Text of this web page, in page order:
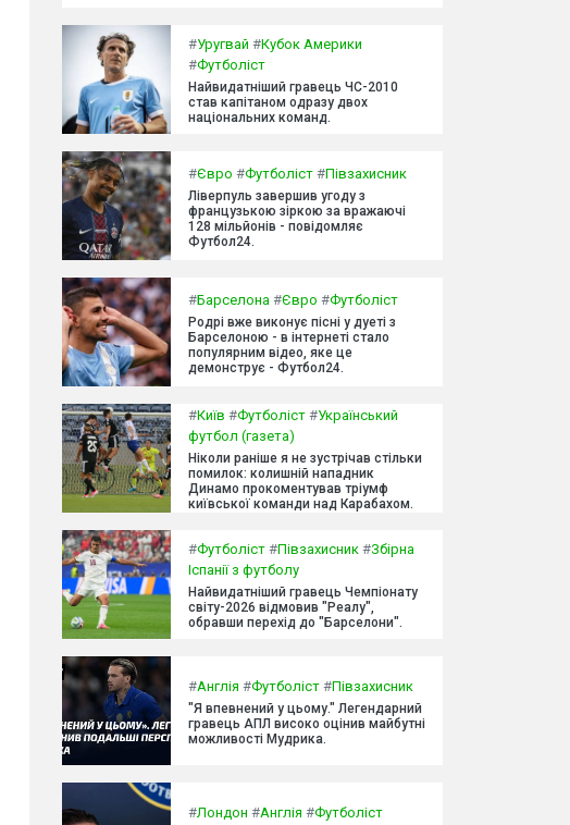
#Уругвай #Кубок Америки
#Футболіст
Найвидатніший гравець ЧС-2010
став капітаном одразу двох
національних команд.
#Євро #Футболіст #Півзахисник
Ліверпуль завершив угоду з
французькою зіркою за вражаючі
128 мільйонів - повідомляє
Футбол24.
#Барселона #Євро #Футболіст
Родрі вже виконує пісні у дуеті з
Барселоною - в інтернеті стало
популярним відео, яке це
демонструє - Футбол24.
#Київ #Футболіст #Український
футбол (газета)
Ніколи раніше я не зустрічав стільки
помилок: колишній нападник
Динамо прокоментував тріумф
київської команди над Карабахом.
#Футболіст #Півзахисник #Збірна
Іспанії з футболу
Найвидатніший гравець Чемпіонату
світу-2026 відмовив "Реалу",
обравши перехід до "Барселони".
#Англія #Футболіст #Півзахисник
"Я впевнений у цьому." Легендарний
гравець АПЛ високо оцінив майбутні
можливості Мудрика.
#Лондон #Англія #Футболіст